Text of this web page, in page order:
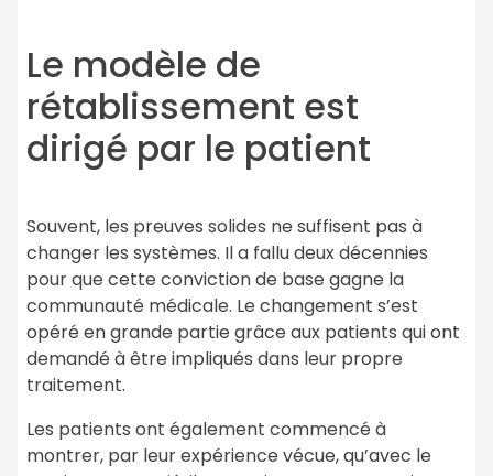
Le modèle de
rétablissement est
dirigé par le patient
Souvent, les preuves solides ne suffisent pas à
changer les systèmes. Il a fallu deux décennies
pour que cette conviction de base gagne la
communauté médicale. Le changement s’est
opéré en grande partie grâce aux patients qui ont
demandé à être impliqués dans leur propre
traitement.
Les patients ont également commencé à
montrer, par leur expérience vécue, qu’avec le